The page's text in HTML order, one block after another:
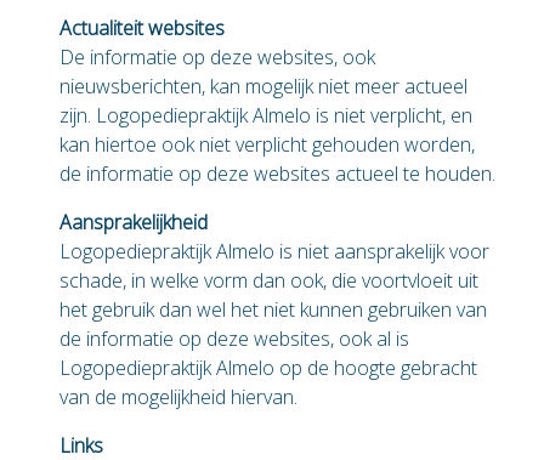
Actualiteit websites
De informatie op deze websites, ook
nieuwsberichten, kan mogelijk niet meer actueel
zijn. Logopediepraktijk Almelo is niet verplicht, en
kan hiertoe ook niet verplicht gehouden worden,
de informatie op deze websites actueel te houden.
Aansprakelijkheid
Logopediepraktijk Almelo is niet aansprakelijk voor
schade, in welke vorm dan ook, die voortvloeit uit
het gebruik dan wel het niet kunnen gebruiken van
de informatie op deze websites, ook al is
Logopediepraktijk Almelo op de hoogte gebracht
van de mogelijkheid hiervan.
Links